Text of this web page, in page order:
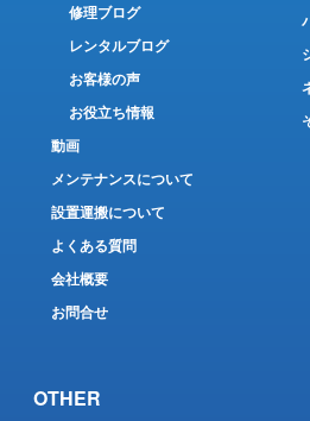
修理ブログ
レンタルブログ
お客様の声
お役立ち情報
動画
メンテナンスについて
設置運搬について
よくある質問
会社概要
お問合せ
OTHER